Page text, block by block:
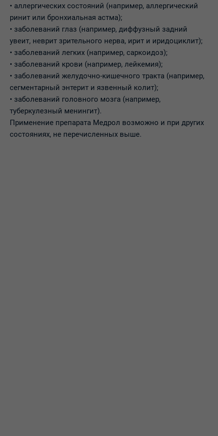
• аллергических состояний (например, аллергический
ринит или бронхиальная астма);
• заболеваний глаз (например, диффузный задний
увеит, неврит зрительного нерва, ирит и иридоциклит);
• заболеваний легких (например, саркоидоз);
• заболеваний крови (например, лейкемия);
• заболеваний желудочно-кишечного тракта (например,
сегментарный энтерит и язвенный колит);
• заболеваний головного мозга (например,
туберкулезный менингит).
Применение препарата Медрол возможно и при других
состояниях, не перечисленных выше.